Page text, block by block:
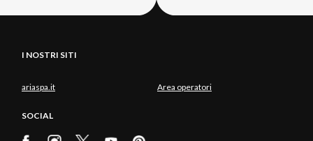
I NOSTRI SITI
ariaspa.it Area operatori
SOCIAL